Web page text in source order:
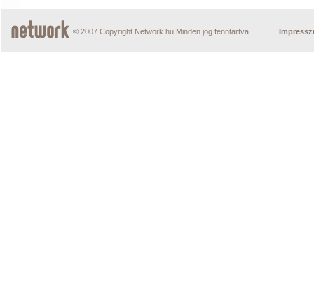
© 2007 Copyright Network.hu Minden jog fenntartva.